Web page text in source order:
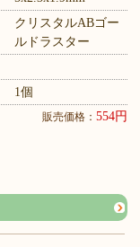
クリスタルABゴー
ルドラスター
1個
販売価格： 554円